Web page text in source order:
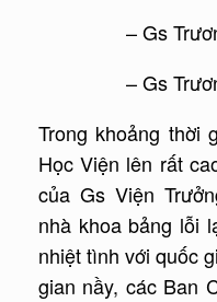
– Gs Trương
– Gs Trương
Trong khoảng thời
Học Viện lên rất
của Gs Viện
nhà khoa bảng lỗi
nhiệt tình với quốc
gian nầy, các Ban